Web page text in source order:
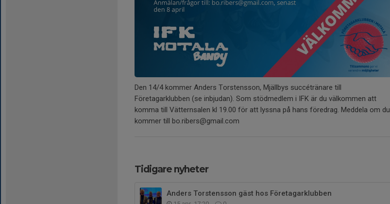
Den 14/4 kommer Anders Torstensson, Mjällbys succétränare till
Företagarklubben (se inbjudan). Som stödmedlem i IFK är du välkommen att
komma till Vätternsalen kl 19.00 för att lyssna på hans föredrag. Meddela om du
kommer till bo.ribers@gmail.com
Tidigare nyheter
Anders Torstensson gäst hos Företagarklubben